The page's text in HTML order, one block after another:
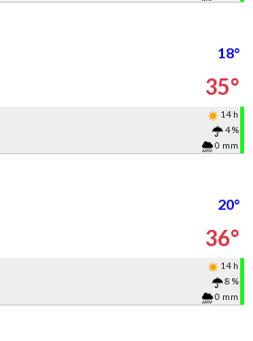
18°
35°
14 h
4 %
0 mm
20°
36°
14 h
8 %
0 mm